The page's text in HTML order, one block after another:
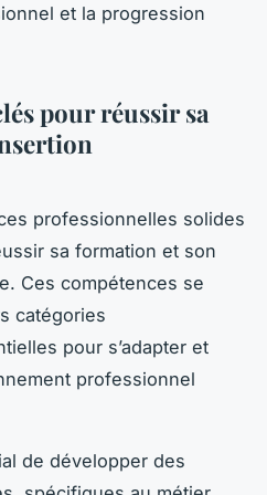
et la progression
pour réussir sa
professionnelles solides
sa formation et son
Ces compétences se
catégories
pour s’adapter et
professionnel
de développer des